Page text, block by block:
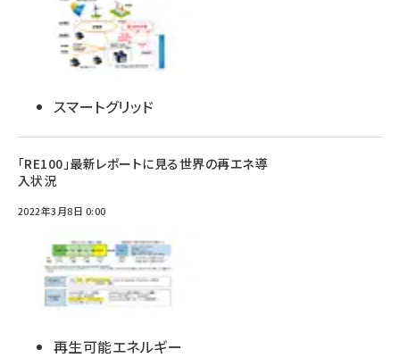
スマートグリッド
「RE100」最新レポートに見る世界の再エネ導
入状況
2022年3月8日 0:00
再生可能エネルギー